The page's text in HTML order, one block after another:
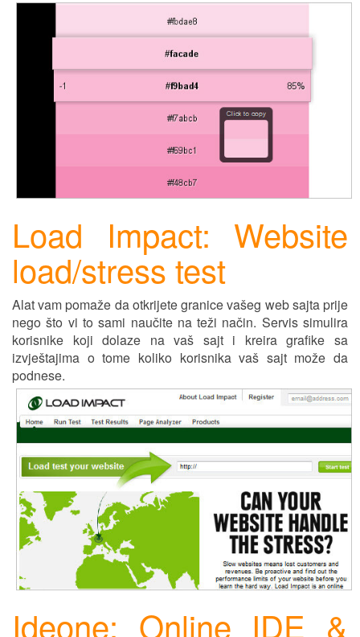
Load Impact: Website
load/stress test
Alat vam pomaže da otkrijete granice vašeg web sajta prije
nego što vi to sami naučite na teži način. Servis simulira
korisnike koji dolaze na vaš sajt i kreira grafike sa
izvještajima o tome koliko korisnika vaš sajt može da
podnese.
Ideone: Online IDE &